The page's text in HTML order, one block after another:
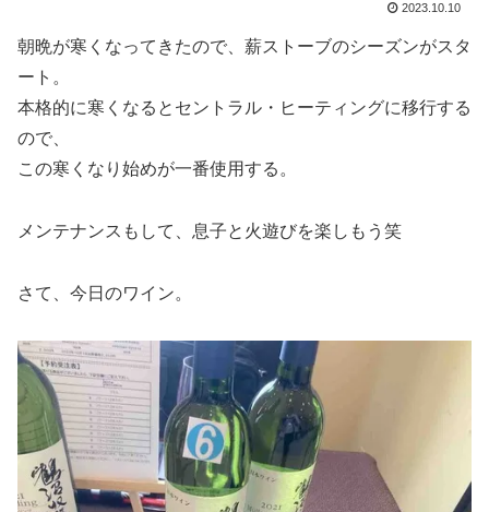
2023.10.10
朝晩が寒くなってきたので、薪ストーブのシーズンがスタ
ート。
本格的に寒くなるとセントラル・ヒーティングに移行する
ので、
この寒くなり始めが一番使用する。
メンテナンスもして、息子と火遊びを楽しもう笑
さて、今日のワイン。